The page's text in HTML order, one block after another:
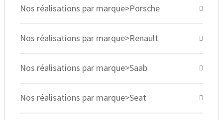
Nos réalisations par marque>Porsche
Nos réalisations par marque>Renault
Nos réalisations par marque>Saab
Nos réalisations par marque>Seat